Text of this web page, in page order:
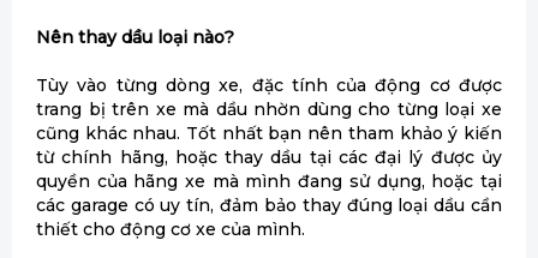
Nên thay dầu loại nào?
Tùy vào từng dòng xe, đặc tính của động cơ được
trang bị trên xe mà dầu nhờn dùng cho từng loại xe
cũng khác nhau. Tốt nhất bạn nên tham khảo ý kiến
từ chính hãng, hoặc thay dầu tại các đại lý được ủy
quyền của hãng xe mà mình đang sử dụng, hoặc tại
các garage có uy tín, đảm bảo thay đúng loại dầu cần
thiết cho động cơ xe của mình.